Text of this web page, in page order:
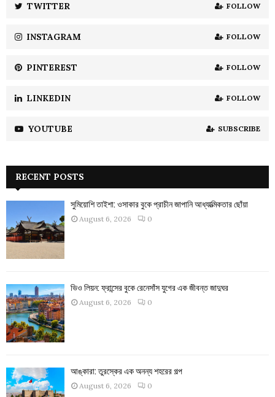
H
TWITTER FOLLOW
INSTAGRAM FOLLOW
PINTEREST FOLLOW
LINKEDIN FOLLOW
YOUTUBE SUBSCRIBE
RECENT POSTS
সুমিয়োশি তাইশা: ওসাকার বুকে প্রাচীন জাপানি আধ্যাত্মিকতার ছোঁয়া
August 6, 2026 0
ভিও লিয়ন: ফ্রান্সের বুকে রেনেসাঁস যুগের এক জীবন্ত জাদুঘর
August 6, 2026 0
আঙ্কারা: তুরস্কের এক অনন্য শহরের গল্প
August 6, 2026 0